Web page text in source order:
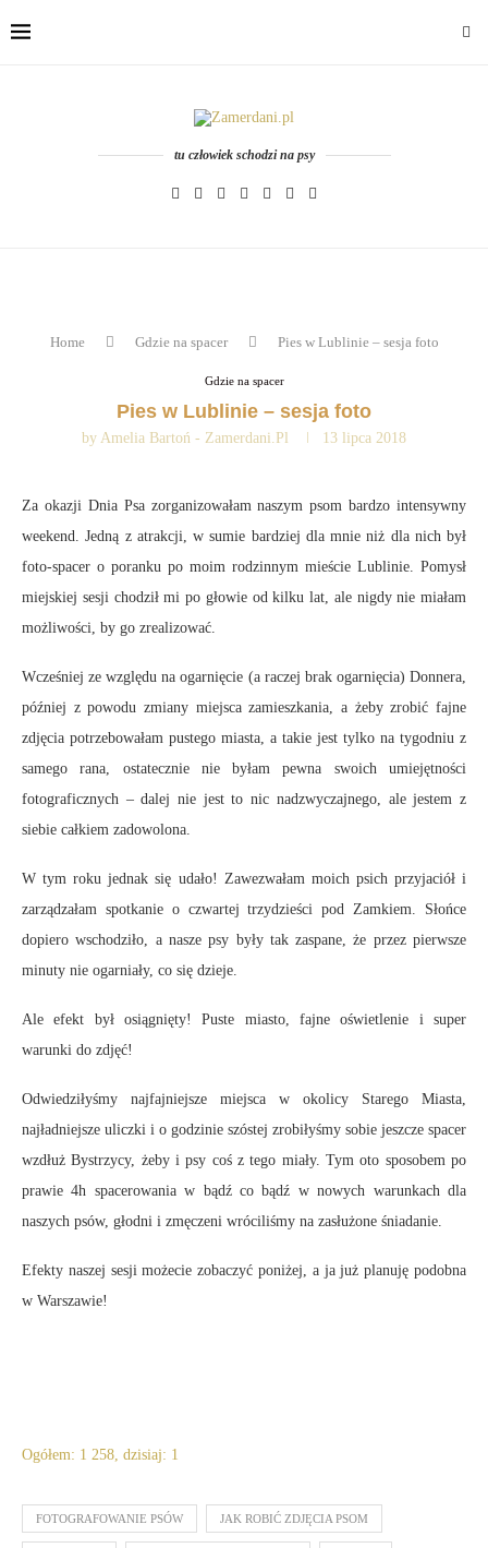
tu człowiek schodzi na psy
Home Gdzie na spacer Pies w Lublinie – sesja foto
Gdzie na spacer
Pies w Lublinie – sesja foto
by Amelia Bartoń - Zamerdani.pl 13 lipca 2018
Za okazji Dnia Psa zorganizowałam naszym psom bardzo intensywny
weekend. Jedną z atrakcji, w sumie bardziej dla mnie niż dla nich był
foto-spacer o poranku po moim rodzinnym mieście Lublinie. Pomysł
miejskiej sesji chodził mi po głowie od kilku lat, ale nigdy nie miałam
możliwości, by go zrealizować.
Wcześniej ze względu na ogarnięcie (a raczej brak ogarnięcia) Donnera,
później z powodu zmiany miejsca zamieszkania, a żeby zrobić fajne
zdjęcia potrzebowałam pustego miasta, a takie jest tylko na tygodniu z
samego rana, ostatecznie nie byłam pewna swoich umiejętności
fotograficznych – dalej nie jest to nic nadzwyczajnego, ale jestem z
siebie całkiem zadowolona.
W tym roku jednak się udało! Zawezwałam moich psich przyjaciół i
zarządzałam spotkanie o czwartej trzydzieści pod Zamkiem. Słońce
dopiero wschodziło, a nasze psy były tak zaspane, że przez pierwsze
minuty nie ogarniały, co się dzieje.
Ale efekt był osiągnięty! Puste miasto, fajne oświetlenie i super
warunki do zdjęć!
Odwiedziłyśmy najfajniejsze miejsca w okolicy Starego Miasta,
najładniejsze uliczki i o godzinie szóstej zrobiłyśmy sobie jeszcze spacer
wzdłuż Bystrzycy, żeby i psy coś z tego miały. Tym oto sposobem po
prawie 4h spacerowania w bądź co bądź w nowych warunkach dla
naszych psów, głodni i zmęczeni wróciliśmy na zasłużone śniadanie.
Efekty naszej sesji możecie zobaczyć poniżej, a ja już planuję podobna
w Warszawie!
Ogółem: 1 258, dzisiaj: 1
FOTOGRAFOWANIE PSÓW JAK ROBIĆ ZDJĘCIA PSOM